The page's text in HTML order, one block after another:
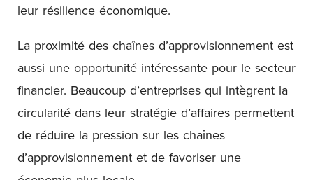
leur résilience économique.
La proximité des chaînes d’approvisionnement est
aussi une opportunité intéressante pour le secteur
financier. Beaucoup d’entreprises qui intègrent la
circularité dans leur stratégie d’affaires permettent
de réduire la pression sur les chaînes
d’approvisionnement et de favoriser une